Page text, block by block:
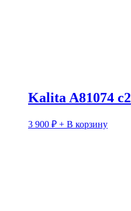
Kalita A81074 c2
3 900 ₽ + В корзину